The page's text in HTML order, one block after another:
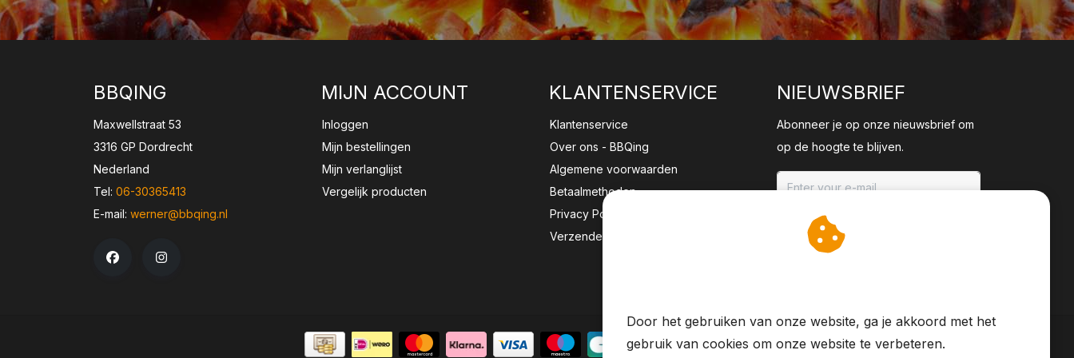
BBQING
Maxwellstraat 53
3316 GP Dordrecht
Nederland
Tel: 06-30365413
E-mail: werner@bbqing.nl
MIJN ACCOUNT
Inloggen
Mijn bestellingen
Mijn verlanglijst
Vergelijk producten
KLANTENSERVICE
Klantenservice
Over ons - BBQing
Algemene voorwaarden
Betaalmethoden
Privacy Policy
Verzenden & retourneren
NIEUWSBRIEF
Abonneer je op onze nieuwsbrief om
op de hoogte te blijven.
ABONNEER
Door het gebruiken van onze website, ga je akkoord met het
gebruik van cookies om onze website te verbeteren.